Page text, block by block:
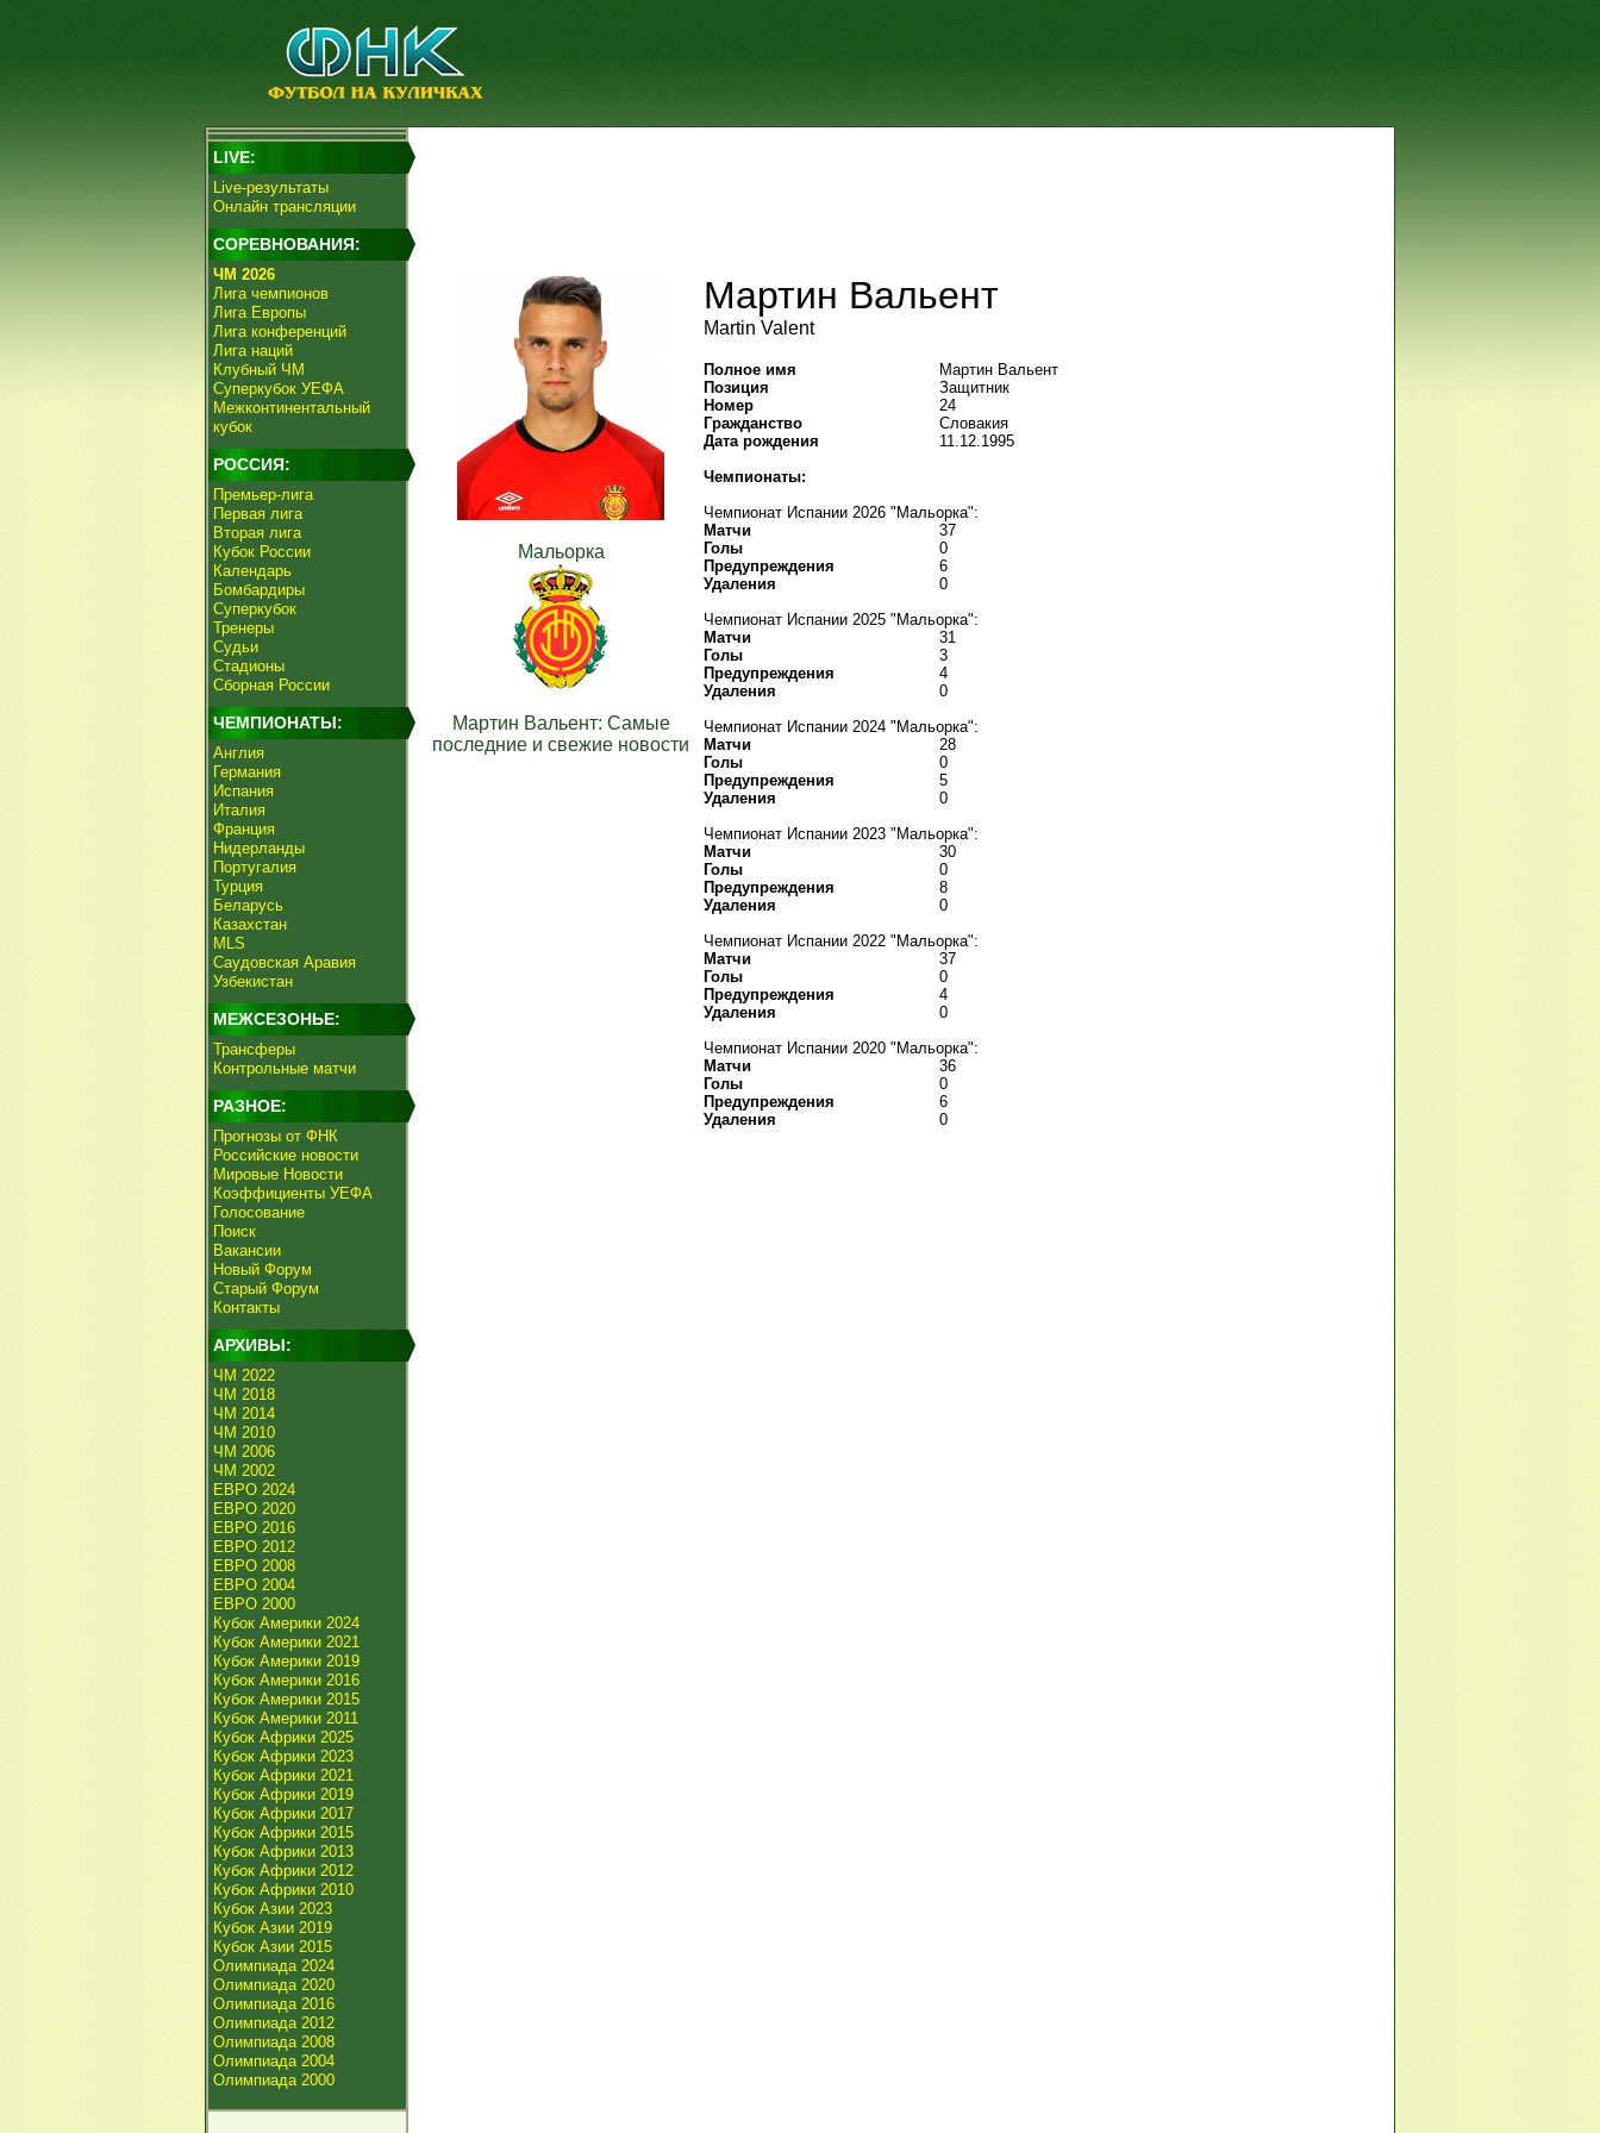
LIVE:
Live-результаты
Онлайн трансляции
СОРЕВНОВАНИЯ:
ЧМ 2026
Лига чемпионов
Лига Европы
Лига конференций
Лига наций
Клубный ЧМ
Суперкубок УЕФА
Межконтинентальный
кубок
РОССИЯ:
Премьер-лига
Первая лига
Вторая лига
Кубок России
Календарь
Бомбардиры
Суперкубок
Тренеры
Судьи
Стадионы
Сборная России
ЧЕМПИОНАТЫ:
Англия
Германия
Испания
Италия
Франция
Нидерланды
Португалия
Турция
Беларусь
Казахстан
MLS
Саудовская Аравия
Узбекистан
МЕЖСЕЗОНЬЕ:
Трансферы
Контрольные матчи
РАЗНОЕ:
Прогнозы от ФНК
Российские новости
Мировые Новости
Коэффициенты УЕФА
Голосование
Поиск
Вакансии
Новый Форум
Старый Форум
Контакты
АРХИВЫ:
ЧМ 2022
ЧМ 2018
ЧМ 2014
ЧМ 2010
ЧМ 2006
ЧМ 2002
ЕВРО 2024
ЕВРО 2020
ЕВРО 2016
ЕВРО 2012
ЕВРО 2008
ЕВРО 2004
ЕВРО 2000
Кубок Америки 2024
Кубок Америки 2021
Кубок Америки 2019
Кубок Америки 2016
Кубок Америки 2015
Кубок Америки 2011
Кубок Африки 2025
Кубок Африки 2023
Кубок Африки 2021
Кубок Африки 2019
Кубок Африки 2017
Кубок Африки 2015
Кубок Африки 2013
Кубок Африки 2012
Кубок Африки 2010
Кубок Азии 2023
Кубок Азии 2019
Кубок Азии 2015
Олимпиада 2024
Олимпиада 2020
Олимпиада 2016
Олимпиада 2012
Олимпиада 2008
Олимпиада 2004
Олимпиада 2000
Мальорка
Мартин Вальент: Самые
последние и свежие новости
Мартин Вальент
Martin Valent
Полное имя
Мартин Вальент
Позиция
Защитник
Номер
24
Гражданство
Словакия
Дата рождения
11.12.1995
Чемпионаты:
Чемпионат Испании 2026 "Мальорка":
Матчи
37
Голы
0
Предупреждения
6
Удаления
0
Чемпионат Испании 2025 "Мальорка":
Матчи
31
Голы
3
Предупреждения
4
Удаления
0
Чемпионат Испании 2024 "Мальорка":
Матчи
28
Голы
0
Предупреждения
5
Удаления
0
Чемпионат Испании 2023 "Мальорка":
Матчи
30
Голы
0
Предупреждения
8
Удаления
0
Чемпионат Испании 2022 "Мальорка":
Матчи
37
Голы
0
Предупреждения
4
Удаления
0
Чемпионат Испании 2020 "Мальорка":
Матчи
36
Голы
0
Предупреждения
6
Удаления
0